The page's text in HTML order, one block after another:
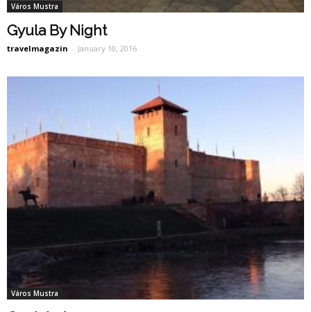
Város Mustra
Gyula By Night
travelmagazin - January 10, 2016
Város Mustra